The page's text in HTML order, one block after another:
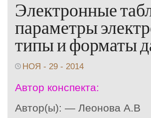
Электронные
параметры
типы и форматы
НОЯ - 29 - 2014
Автор конспекта:
Автор(ы): — Леонова А.В